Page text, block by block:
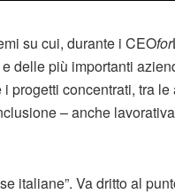
su cui, durante i CEOfor
delle più importanti
progetti concentrati, tra le
– anche
italiane”. Va dritto al